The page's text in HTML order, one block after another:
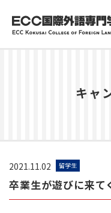
キャ
2021.11.02 留学生
卒業生が遊びに来て